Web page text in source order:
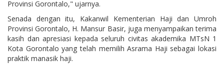
Provinsi Gorontalo," ujarnya.
Senada dengan itu, Kakanwil Kementerian Haji dan Umroh
Provinsi Gorontalo, H. Mansur Basir, juga menyampaikan terima
kasih dan apresiasi kepada seluruh civitas akademika MTsN 1
Kota Gorontalo yang telah memilih Asrama Haji sebagai lokasi
praktik manasik haji.